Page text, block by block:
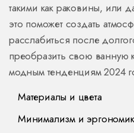
такими как раковины, или
это поможет создать
расслабиться после
преобразить свою ванную
модным тенденциям 2024
Материалы и цвета
Минимализм и